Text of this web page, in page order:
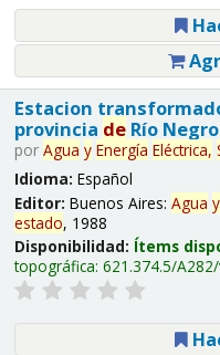
Estacion
provincia deRío
por Agua y Energía Eléctrica,
Idioma: Español
Editor: Buenos Aires: Agua y
estado, 1988
Disponibilidad: Ítems
topográfica: 621.374.5/